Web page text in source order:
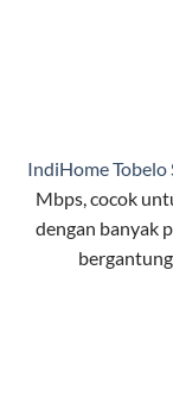
pengguna
stabil, dan
Selain
interaktif (
satu paket.
Teknologi
Wifi
IndiHome Tobelo
Mbps, cocok
dengan banyak